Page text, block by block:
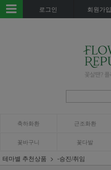
로그인 회원가입
축하화환 근조화환
꽃바구니 꽃다발
테마별 추천상품 -승진/취임